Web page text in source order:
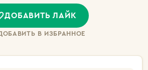
ДОБАВИТЬ ЛАЙК
В ИЗБРАННОЕ